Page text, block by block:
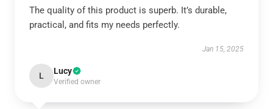
The quality of this product is superb. It’s durable,
practical, and fits my needs perfectly.
Jan 15, 2025
L Lucy
Verified owner